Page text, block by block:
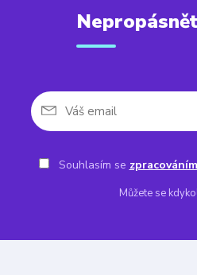
Souhlasím se
Můžete se